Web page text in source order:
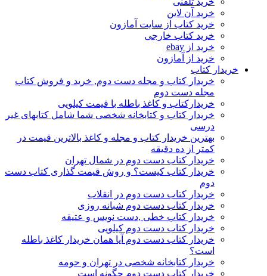
خرید آن لاین
خرید کتاب از سایت آمازون
خرید کتاب خارجی
خرید از ebay
خرید از آمازون
خریدار کتاب
خریدار کتاب و مجله دست دوم, خرید و فروش کتاب
مجله دست دوم
خریدارکتاب و کاغذ باطله با قیمت کیلویی
خریدار کتاب و کتابخانه شخصی شما شامل کتابهای غیر
درسی
بهترین خریدار کتاب و مجله و کاغذ بالاترین قیمت در
کمتر از ده دقیقه
خریدار کتاب دست دوم در شمال تهران
خریدار کتاب کیست؟ و روش قیمت گذاری کتاب دست
دوم
خریدار کتاب دست دوم در انقلاب
خریدار کتاب دست دوم شبانه روزی
خریدار کتاب خطی ,دست نویس و عتیقه
خریدار کتاب دست دوم کیلویی
خریدار کتاب دست دوم آیا همان خریدار کاغذ باطله
است؟
خریدار کتابخانه شخصی در تهران و حومه
خریدار کتاب دست دوم چگونه است